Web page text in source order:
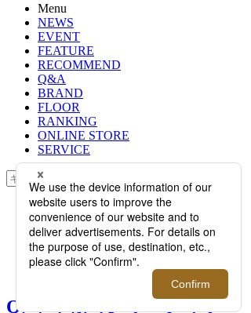
Menu
NEWS
EVENT
FEATURE
RECOMMEND
Q&A
BRAND
FLOOR
RANKING
ONLINE STORE
SERVICE
TOP
PHOTO
Q. 革小物（レザーアイテム）を永く
愛用するためのお手入れ方法を教え
てください。
Q. 革小物（レザーアイテ